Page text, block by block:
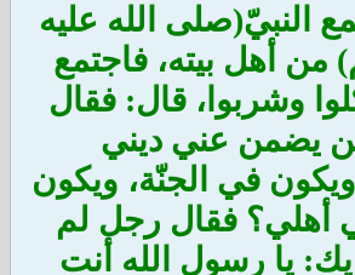
النبيّ(صلى الله عليه
من أهل بيته، فاجتمع
وشربوا، قال: فقال
يضمن عني ديني
في الجنّة، ويكون
أهلي؟ فقال رجل لم
يا رسول الله أنت